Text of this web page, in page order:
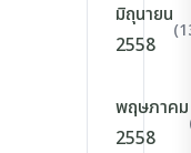
มิถุนายน
2558
พฤษภาคม
2558